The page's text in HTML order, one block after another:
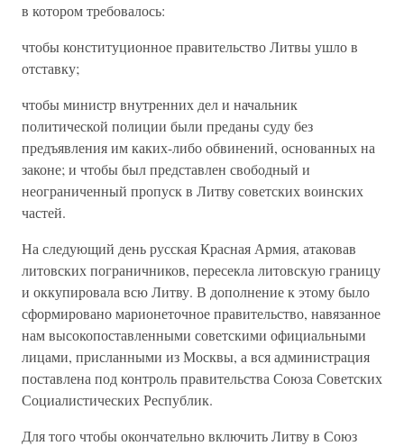
в котором требовалось:
чтобы конституционное правительство Литвы ушло в
отставку;
чтобы министр внутренних дел и начальник
политической полиции были преданы суду без
предъявления им каких-либо обвинений, основанных на
законе; и чтобы был представлен свободный и
неограниченный пропуск в Литву советских воинских
частей.
На следующий день русская Красная Армия, атаковав
литовских пограничников, пересекла литовскую границу
и оккупировала всю Литву. В дополнение к этому было
сформировано марионеточное правительство, навязанное
нам высокопоставленными советскими официальными
лицами, присланными из Москвы, а вся администрация
поставлена под контроль правительства Союза Советских
Социалистических Республик.
Для того чтобы окончательно включить Литву в Союз